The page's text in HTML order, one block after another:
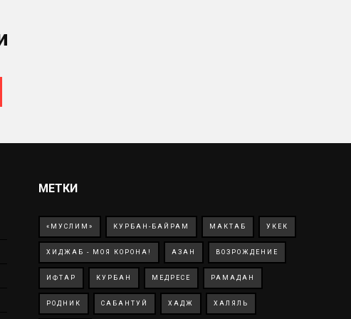
МЕТКИ
«МУСЛИМ» КУРБАН-БАЙРАМ МАКТАБ УКЕК
ХИДЖАБ - МОЯ КОРОНА! АЗАН ВОЗРОЖДЕНИЕ
ИФТАР КУРБАН МЕДРЕСЕ РАМАДАН
РОДНИК САБАНТУЙ ХАДЖ ХАЛЯЛЬ